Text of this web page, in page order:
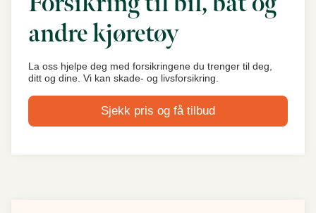
andre kjøretøy
La oss hjelpe deg med forsikringene du trenger til deg,
ditt og dine. Vi kan skade- og livsforsikring.
Sjekk pris og få tilbud